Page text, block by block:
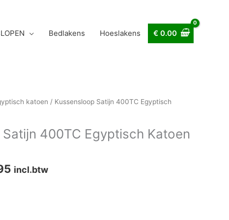
Bedlakens Hoeslakens € 0.00
katoen / Kussensloop Satijn 400TC Egyptisch
400TC Egyptisch Katoen
Prijsklasse:
€ 19.95
incl.btw